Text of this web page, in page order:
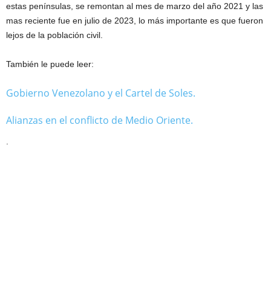
estas penínsulas, se remontan al mes de marzo del año 2021 y las
mas reciente fue en julio de 2023, lo más importante es que fueron
lejos de la población civil.
También le puede leer:
Gobierno Venezolano y el Cartel de Soles.
Alianzas en el conflicto de Medio Oriente.